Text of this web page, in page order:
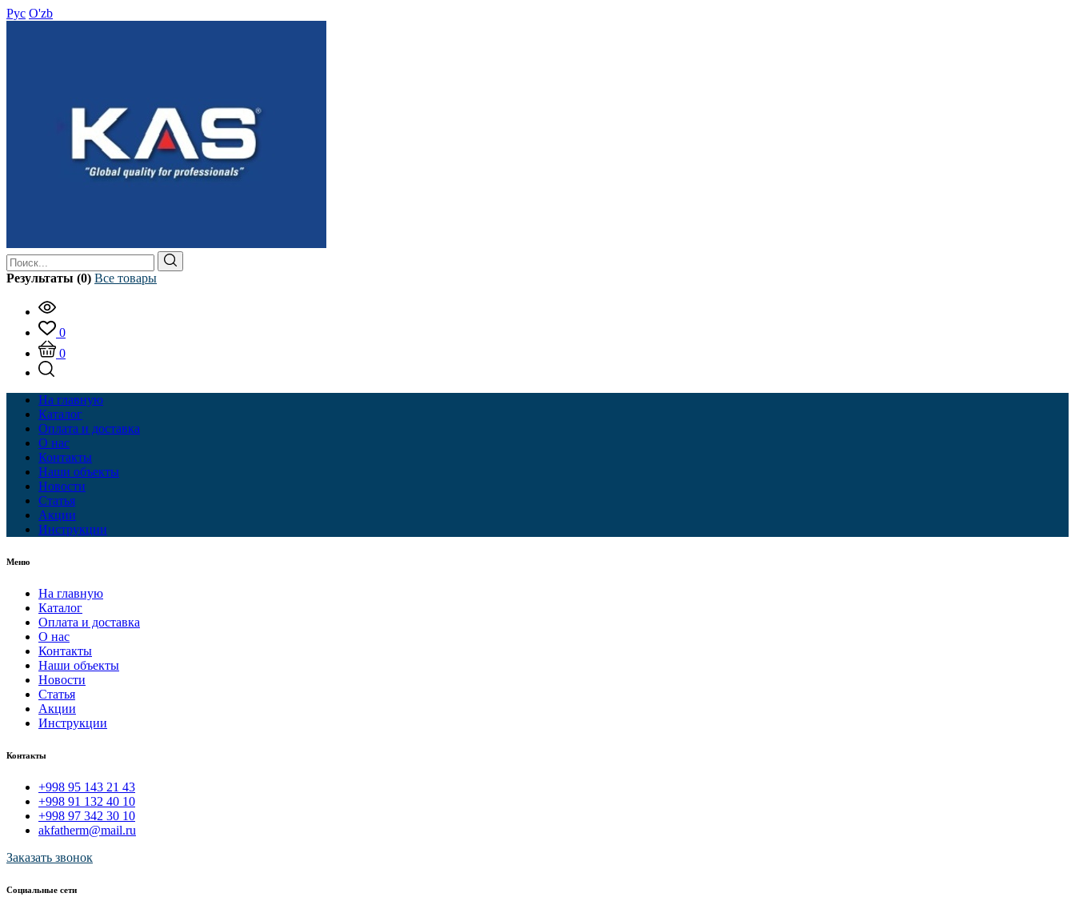
Рус O'zb
Результаты (0) Все товары
0
0
На главную
Каталог
Оплата и доставка
О нас
Контакты
Наши объекты
Новости
Статья
Акции
Инструкции
Меню
На главную
Каталог
Оплата и доставка
О нас
Контакты
Наши объекты
Новости
Статья
Акции
Инструкции
Контакты
+998 95 143 21 43
+998 91 132 40 10
+998 97 342 30 10
akfatherm@mail.ru
Заказать звонок
Социальные сети